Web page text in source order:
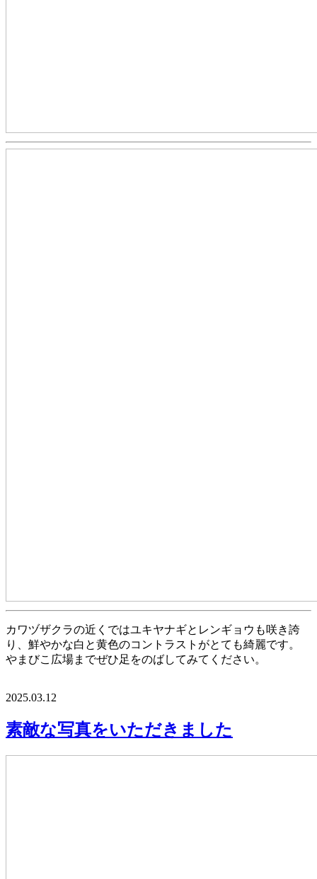
カワヅザクラの近くではユキヤナギとレンギョウも咲き誇
り、鮮やかな白と黄色のコントラストがとても綺麗です。
やまびこ広場までぜひ足をのばしてみてください。
2025.03.12
素敵な写真をいただきました